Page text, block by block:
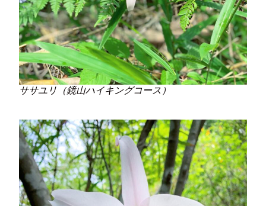
ササユリ（鏡山ハイキングコース）